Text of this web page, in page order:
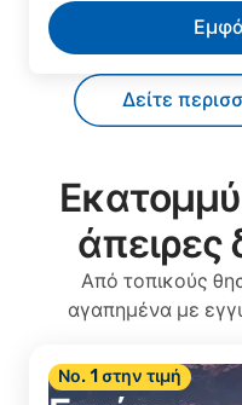
Δείτε
άπειρες
Από τοπικούς
αγαπημένα με
Νο. 1 στην τιμή